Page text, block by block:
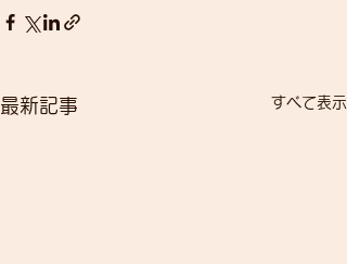
最新記事 すべて表示